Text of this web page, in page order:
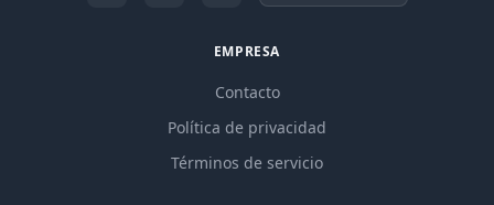
EMPRESA
Contacto
Política de privacidad
Términos de servicio